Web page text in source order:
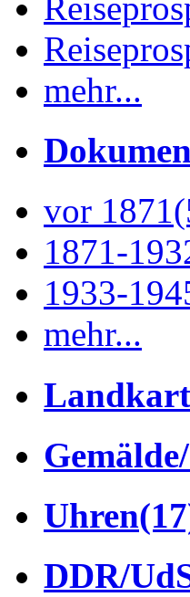
mehr...
vor 1871
1871-
1933-
mehr...
Uhren
DDR/